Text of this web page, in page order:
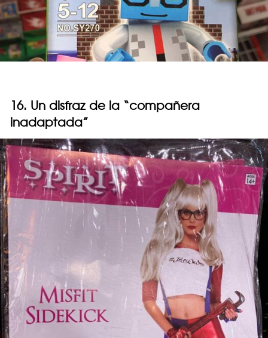
16. Un disfraz de la “compañera
inadaptada”